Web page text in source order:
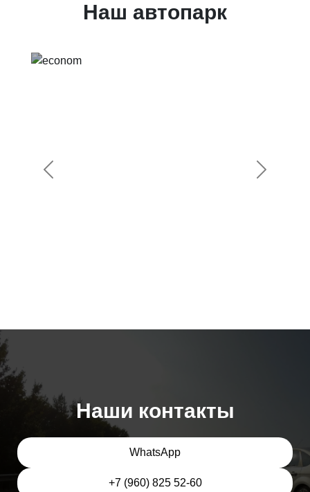
Наш автопарк
Предыдущий
Наши контакты
WhatsApp
+7 (960) 825 52-60